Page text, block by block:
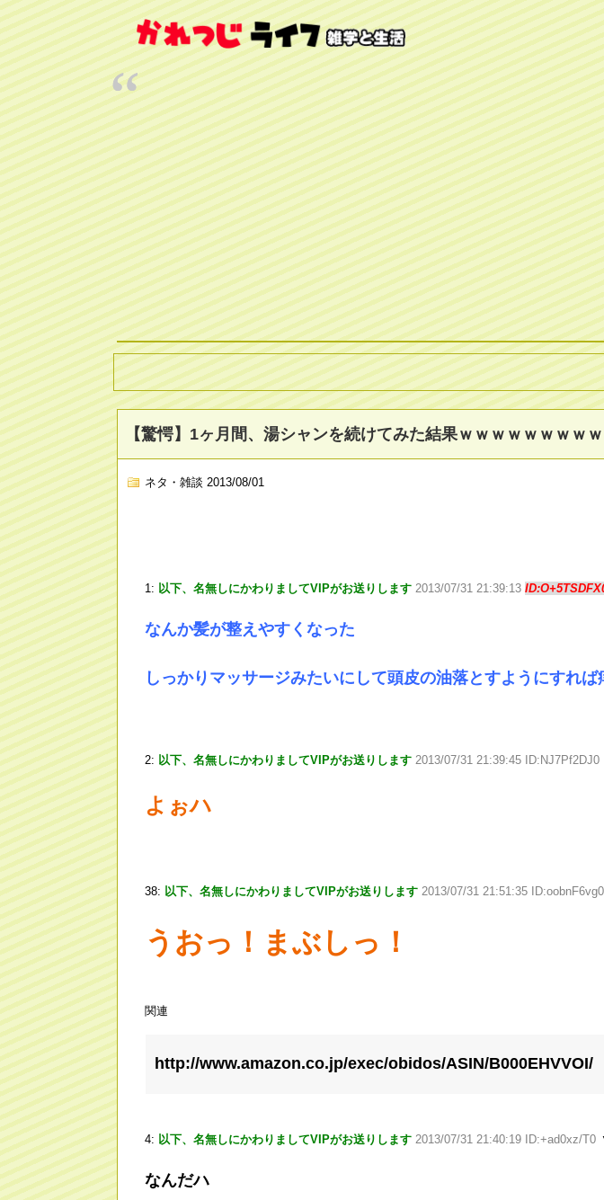
【驚愕】1ヶ月間、湯シャンを続けてみた結果ｗｗｗｗｗｗｗｗ
ネタ・雑談 2013/08/01
1: 以下、名無しにかわりましてVIPがお送りします 2013/07/31 21:39:13
なんか髪が整えやすくなった
しっかりマッサージみたいにして頭皮の油落とすようにすれ
2: 以下、名無しにかわりましてVIPがお送りします 2013/07/31 21:39:45 ID:NJ7Pf2DJ0
よぉハ
38: 以下、名無しにかわりましてVIPがお送りします 2013/07/31 21:51:35 ID:oobnF6vg0
うおっ！まぶしっ！
関連
http://www.amazon.co.jp/exec/obidos/ASIN/B000EHVVOI/
4: 以下、名無しにかわりましてVIPがお送りします 2013/07/31 21:40:19 ID:+ad0xz/T0
なんだハ